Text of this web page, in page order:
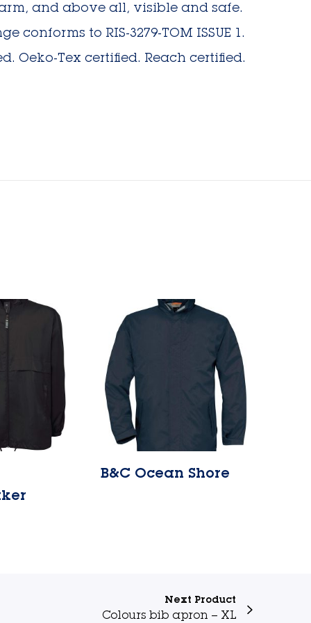
and above all, visible and safe.
conforms to RIS-3279-TOM ISSUE 1.
Oeko-Tex certified. Reach certified.
B&C Ocean Shore
Next Product
Colours bib apron – XL